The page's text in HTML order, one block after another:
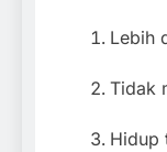
Lebih
Tidak
Hidup